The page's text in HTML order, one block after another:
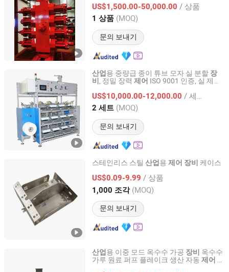
US$1,500.00-50,000.00 / 상품
1 상품 (MOQ)
문의 보내기
Jiangsu, China 이후 2025
산업 용 중량급 종이 튜브 모자 실 분할 장
비 , 정밀 장력 제어 ISO 9001 인증, 실 제조
US$10,000.00-12,000.00 / 세트
2 세트 (MOQ)
문의 보내기
Suzhou Bangyi Textile Technology Co., Ltd.
Jiangsu, China 이후 2025
스테인리스 스틸 산업 용 제어 장비
케이스
US$0.09-9.99 / 상품
1,000 조각 (MOQ)
문의 보내기
Cangzhou Yifeng Hardware Manufacturing Co., Ltd.
Hebei, China 이후 2022
산업 용 이중 모드 옥수수 가공 장비
옥수수
가루 원료 퍼프 플레이크 생산 자동 제어 시
Jinan Eagle Food Machinery Co., Ltd.